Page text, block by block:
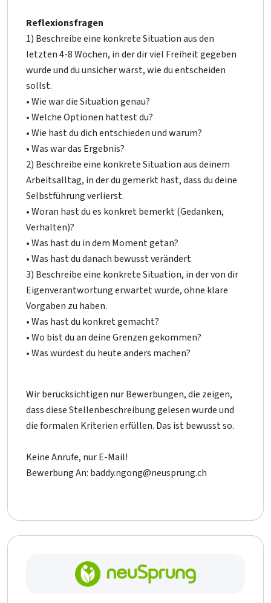
Reflexionsfragen
1) Beschreibe eine konkrete Situation aus den
letzten 4-8 Wochen, in der dir viel Freiheit gegeben
wurde und du unsicher warst, wie du entscheiden
sollst.
• Wie war die Situation genau?
• Welche Optionen hattest du?
• Wie hast du dich entschieden und warum?
• Was war das Ergebnis?
2) Beschreibe eine konkrete Situation aus deinem
Arbeitsalltag, in der du gemerkt hast, dass du deine
Selbstführung verlierst.
• Woran hast du es konkret bemerkt (Gedanken,
Verhalten)?
• Was hast du in dem Moment getan?
• Was hast du danach bewusst verändert
3) Beschreibe eine konkrete Situation, in der von dir
Eigenverantwortung erwartet wurde, ohne klare
Vorgaben zu haben.
• Was hast du konkret gemacht?
• Wo bist du an deine Grenzen gekommen?
• Was würdest du heute anders machen?
Wir berücksichtigen nur Bewerbungen, die zeigen,
dass diese Stellenbeschreibung gelesen wurde und
die formalen Kriterien erfüllen. Das ist bewusst so.
Keine Anrufe, nur E-Mail!
Bewerbung An: baddy.ngong@neusprung.ch